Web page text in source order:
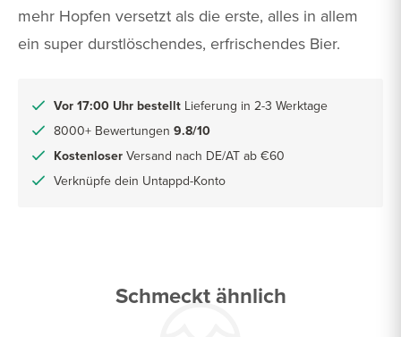
mehr Hopfen versetzt als die erste, alles in allem
ein super durstlöschendes, erfrischendes Bier.
Vor 17:00 Uhr bestellt Lieferung in 2-3 Werktage
8000+ Bewertungen 9.8/10
Kostenloser Versand nach DE/AT ab €60
Verknüpfe dein Untappd-Konto
Schmeckt ähnlich